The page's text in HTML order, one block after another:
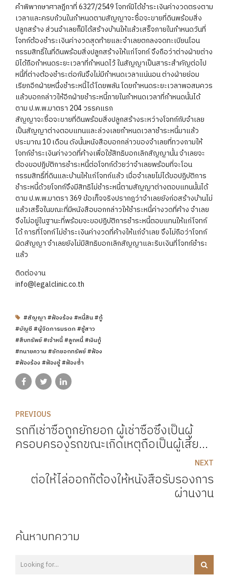
คำพิพากษาศาลฎีกาที่ 6327/2549 โจทก์มิได้ชำระเงินค่างวดตรงตาม
เวลาและครบถ้วนในกำหนดตามสัญญาจะซื้อจะขายที่ดินพร้อมสิ่ง
ปลูกสร้าง ส่วนจำเลยก็มิได้สร้างบ้านให้แล้วเสร็จภายในกำหนดวันที่
โจทก์ต้องชำระเงินค่างวดสุดท้ายและจำเลยตกลงจดทะเบียนโอน
กรรมสิทธิ์ในที่ดินพร้อมสิ่งปลูกสร้างให้แก่โจทก์ จึงถือว่าต่างฝ่ายต่าง
มิได้ถือกำหนดระยะเวลาที่กำหนดไว้ ในสัญญาเป็นสาระสำคัญต่อไป
หนี้ที่ต่างต้องชำระต่อกันจึงไม่มีกำหนดเวลาแน่นอน ต่างฝ่ายย่อม
เรียกอีกฝ่ายหนึ่งชำระหนี้ได้โดยพลัน โดยกำหนดระยะเวลาพอสมควร
แล้วบอกกล่าวให้อีกฝ่ายชำระหนี้ภายในกำหนดเวลาที่กำหนดนั้นได้
ตาม ป.พ.พ.มาตรา 204 วรรคแรก
สัญญาจะซื้อจะขายที่ดินพร้อมสิ่งปลูกสร้างระหว่างโจทก์กับจำเลย
เป็นสัญญาต่างตอบแทนและล่วงเลยกำหนดเวลาชำระหนี้มาแล้ว
ประมาณ 10 เดือน ดังนั้นหนังสือบอกกล่าวของจำเลยที่ทวงถามให้
โจทก์ชำระเงินค่างวดที่ค้างเพื่อใช้สิทธิบอกเลิกสัญญานั้น จำเลยจะ
ต้องขอปฏิบัติการชำระหนี้ต่อโจทก์ด้วยว่าจำเลยพร้อมที่จะโอน
กรรมสิทธิ์ที่ดินและบ้านให้แก่โจทก์แล้ว เมื่อจำเลยไม่ได้ขอปฏิบัติการ
ชำระหนี้ด้วยโจทก์จึงมีสิทธิไม่ชำระหนี้ตามสัญญาต่างตอบแทนนั้นได้
ตาม ป.พ.พ.มาตรา 369 ข้อเท็จจริงปรากฎว่าจำเลยยังก่อสร้างบ้านไม่
แล้วเสร็จในขณะที่มีหนังสือบอกกล่าวให้ชำระหนี้ค่างวดที่ค้าง จำเลย
จึงไม่อยู่ในฐานะที่พร้อมจะขอปฏิบัติการชำระหนี้ตอบแทนให้แก่โจทก์
ได้ การที่โจทก์ไม่ชำระเงินค่างวดที่ค้างให้แก่จำเลย จึงไม่ถือว่าโจทก์
ผิดสัญญา จำเลยยังไม่มีสิทธิบอกเลิกสัญญาและริบเงินที่โจทก์ชำระ
แล้ว
ติดต่องาน
info@legalclinic.co.th
#สัญญา #ฟ้องร้อง #หนี้สิน #กู้
#บัญชี #ผู้จัดการมรดก #ชู้สาว
#สืบทรัพย์ #เจ้าหนี้ #ลูกหนี้ #เงินกู้
#ทนายความ #ยักยอกทรัพย์ #ฟ้อง
#ฟ้องร้อง #ฟ้องชู้ #ฟ้องซ้ำ
PREVIOUS
รถที่เช่าซื้อถูกยักยอก ผู้เช่าซื้อซึ่งเป็นผู้
ครอบครองรถขณะเกิดเหตุถือเป็นผู้เสีย
หาย ผู้เช่าซื้อจึงมีอำนาจในการฟ้องร้อง
ดำเนินคดีได้ NEXT
ต่อให้ไล่ออกก็ต้องให้หนังสือรับรองการ
ผ่านงาน
ค้นหาบทความ